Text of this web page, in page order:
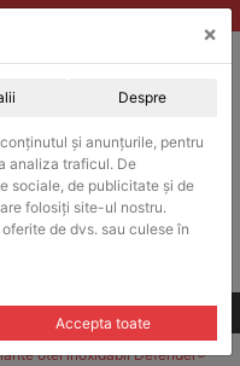
in sistemul SEAP / SICAP
CAUTARE
otel inoxidabil Defender®
×
Despre
și anunțurile, pentru
analiza traficul. De
sociale, de publicitate și de
folosiți site-ul nostru.
de dvs. sau culese în
Accepta toate